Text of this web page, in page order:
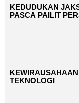
KEDUDUKAN
PASCA PAILIT
TEKNOLOGI